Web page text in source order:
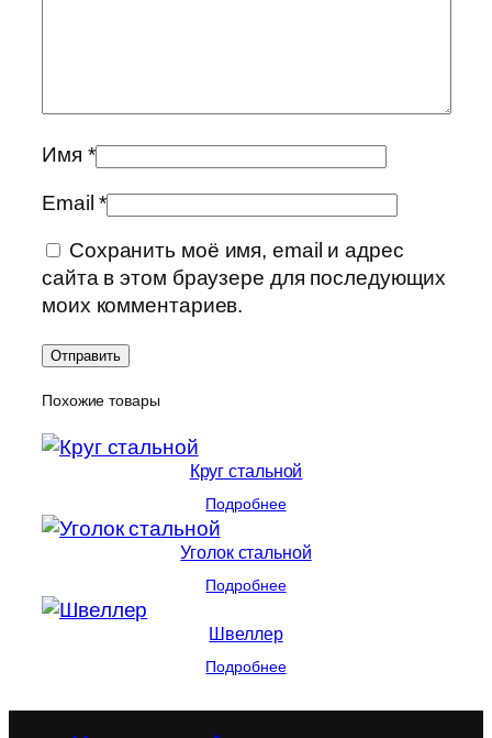
Имя *
Email*
Сохранить моё имя, email и адрес
сайта в этом браузере для последующих
моих комментариев.
Похожие товары
Круг стальной
Подробнее
Уголок стальной
Подробнее
Швеллер
Подробнее